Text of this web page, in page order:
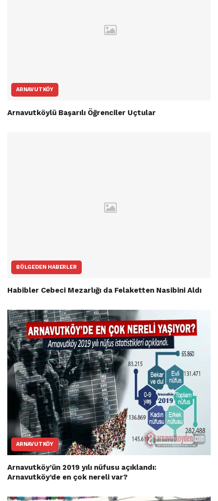
ARNAVUTKÖY
Arnavutköylü Başarılı Öğrenciler Uçtular
BÖLGEDEN HABERLER
Habibler Cebeci Mezarlığı da Felaketten Nasibini Aldı
ARNAVUTKÖY
Arnavutköy’ün 2019 yılı nüfusu açıklandı:
Arnavutköy’de en çok nereli var?